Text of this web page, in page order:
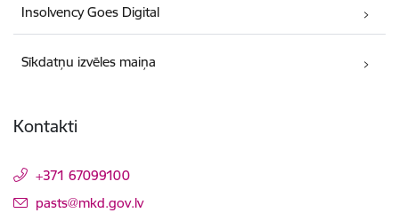
Insolvency Goes Digital
Sīkdatņu izvēles maiņa
Kontakti
+371 67099100
E-pasts:
pasts@mkd.gov.lv